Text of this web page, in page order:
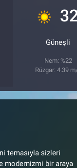
Güneşli
Nem: %22
Rüzgar: 4.39
temasıyla sizleri
modernizmi bir araya